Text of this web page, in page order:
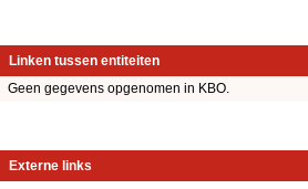
Linken tussen entiteiten
Geen gegevens opgenomen in KBO.
Externe links